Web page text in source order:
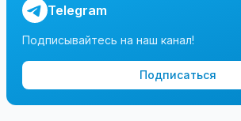
Telegram
Подписывайтесь на наш канал!
Подписаться